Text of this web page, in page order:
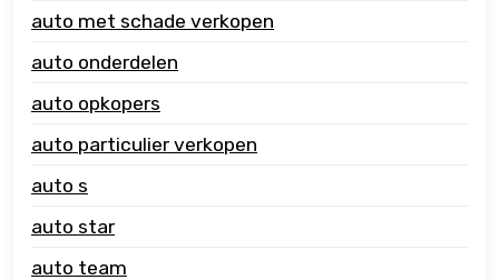
auto met schade verkopen
auto onderdelen
auto opkopers
auto particulier verkopen
auto s
auto star
auto team